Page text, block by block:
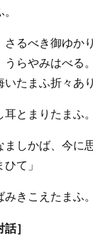
さるべき御ゆか
うらやみはべる
たまふ折々あ
とまりたまふ。
ましかば、今に
て」
きこえたまふ。
］